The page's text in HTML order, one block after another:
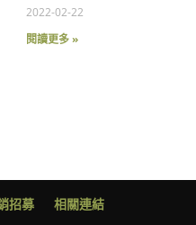
2022-02-22
閱讀更多 »
招募 相關連結